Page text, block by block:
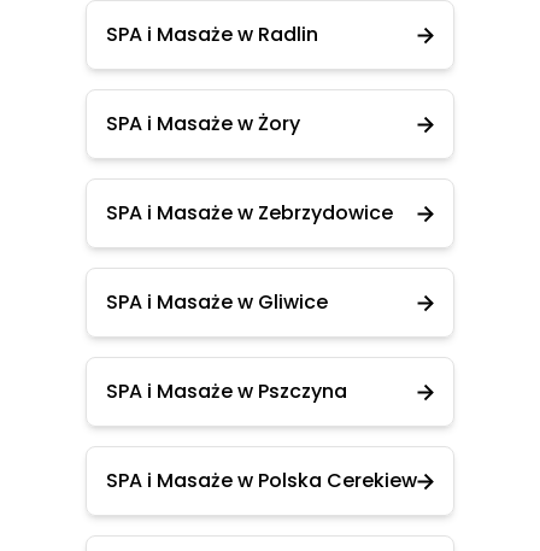
SPA i Masaże w Radlin
SPA i Masaże w Żory
SPA i Masaże w Zebrzydowice
SPA i Masaże w Gliwice
SPA i Masaże w Pszczyna
SPA i Masaże w Polska Cerekiew